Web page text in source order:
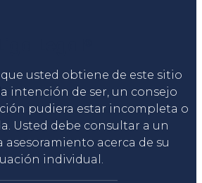
usted obtiene de este sitio
intención de ser, un consejo
pudiera estar incompleta o
Usted debe consultar a un
asesoramiento acerca de su
individual.